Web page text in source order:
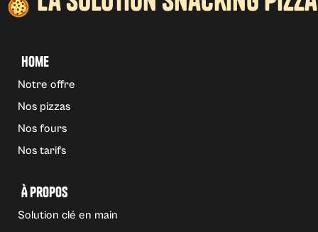
Home
Notre offre
Nos pizzas
Nos fours
Nos tarifs
À propos
Solution clé en main